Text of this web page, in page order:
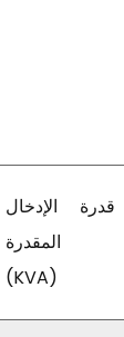
قدرة الإدخال
المقدرة
(KVA)